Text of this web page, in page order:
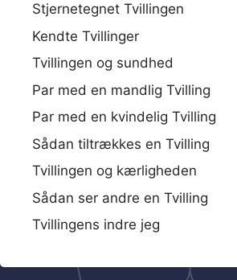
Stjernetegnet Tvillingen
Kendte Tvillinger
Tvillingen og sundhed
Par med en mandlig Tvilling
Par med en kvindelig Tvilling
Sådan tiltrækkes en Tvilling
Tvillingen og kærligheden
Sådan ser andre en Tvilling
Tvillingens indre jeg